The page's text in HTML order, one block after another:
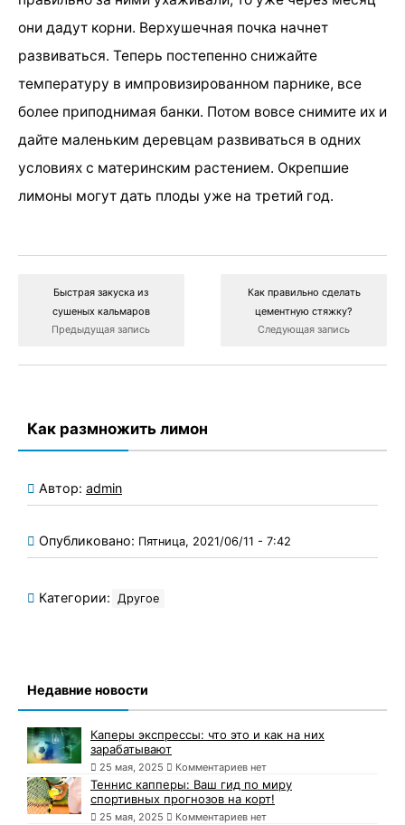
они дадут корни. Верхушечная почка начнет
развиваться. Теперь постепенно снижайте
температуру в импровизированном парнике, все
более приподнимая банки. Потом вовсе снимите их и
дайте маленьким деревцам развиваться в одних
условиях с материнским растением. Окрепшие
лимоны могут дать плоды уже на третий год.
Быстрая закуска из
сушеных кальмаров
Предыдущая запись
Как правильно сделать
цементную стяжку?
Следующая запись
Как размножить лимон
Автор: admin
Опубликовано: Пятница, 2021/06/11 - 7:42
Категории: Другое
Недавние новости
Каперы экспрессы: что это и как на них
зарабатывают
25 мая, 2025 Комментариев нет
Теннис капперы: Ваш гид по миру
спортивных прогнозов на корт!
25 мая, 2025 Комментариев нет